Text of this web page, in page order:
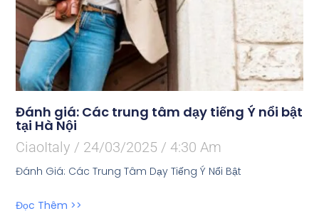
Đánh giá: Các trung tâm dạy tiếng Ý nổi bật
tại Hà Nội
CiaoItaly 24/03/2025 4:30 Am
Đánh Giá: Các Trung Tâm Dạy Tiếng Ý Nổi Bật
Đọc Thêm >>